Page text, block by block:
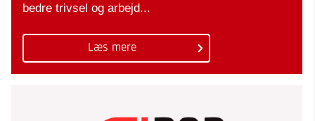
bedre trivsel og arbejd...
Læs mere